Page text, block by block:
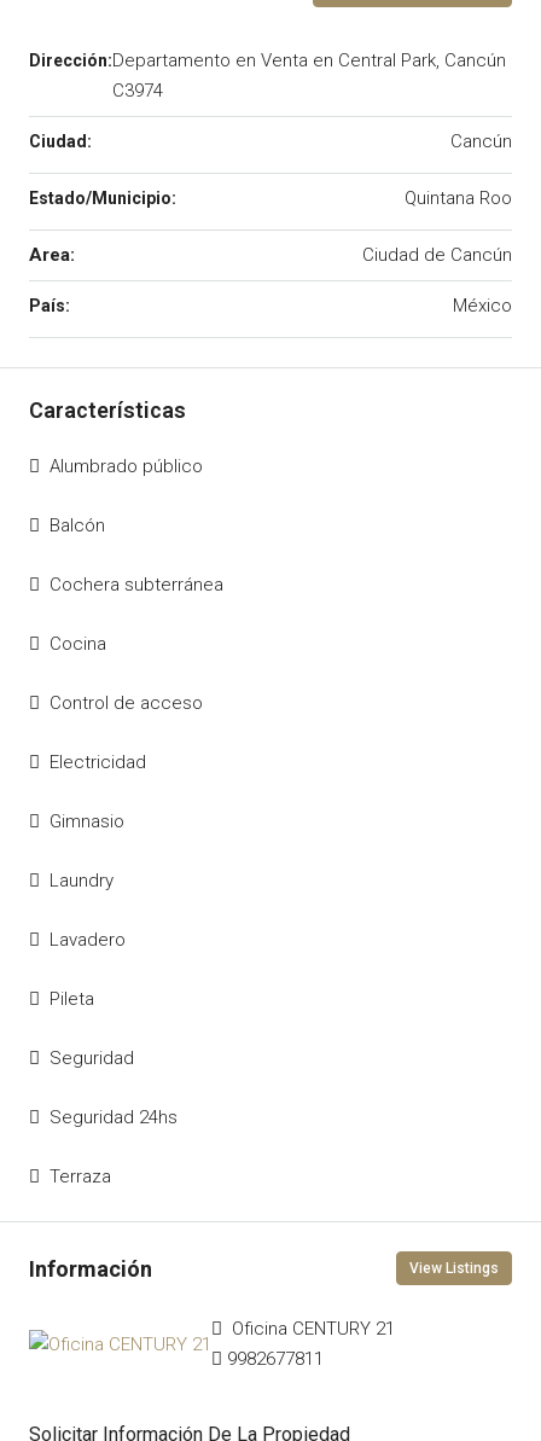
Departamento en Venta en Central Park, Cancún
C3974
Cancún
Quintana Roo
Area: Ciudad de Cancún
México
Alumbrado público
Balcón
Cochera subterránea
Cocina
Control de acceso
Electricidad
Gimnasio
Laundry
Lavadero
Pileta
Seguridad
Seguridad 24hs
Terraza
View Listings
Oficina CENTURY 21
9982677811
Solicitar Información De La Propiedad